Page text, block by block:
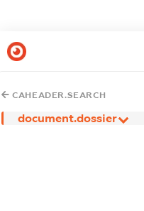
CAHEADER.SEARCH
document.dossier